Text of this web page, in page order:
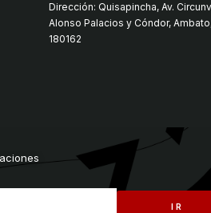
Dirección: Quisapincha, Av.
Alonso Palacios y Cóndor,
180162
IR